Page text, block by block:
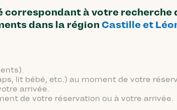
correspondant à votre recherche
dans la région Castille et
lit bébé, etc.) au moment de votre
arrivée.
de votre réservation ou à votre arrivée.